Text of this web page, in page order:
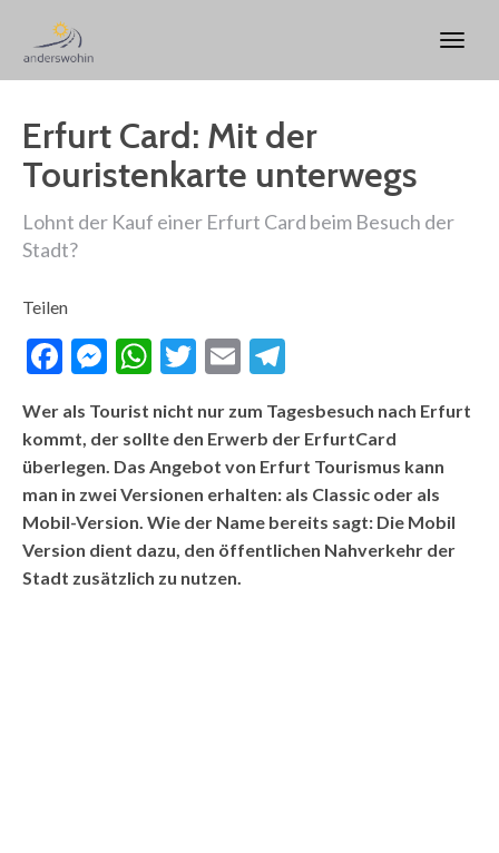
Erfurt Card: Mit der
Touristenkarte unterwegs
Lohnt der Kauf einer Erfurt Card beim Besuch der
Stadt?
Teilen
Facebook
Messenger
WhatsApp
Twitter
Email
Wer als Tourist nicht nur zum Tagesbesuch nach Erfurt
kommt, der sollte den Erwerb der ErfurtCard
überlegen. Das Angebot von Erfurt Tourismus kann
man in zwei Versionen erhalten: als Classic oder als
Mobil-Version. Wie der Name bereits sagt: Die Mobil
Version dient dazu, den öffentlichen Nahverkehr der
Stadt zusätzlich zu nutzen.